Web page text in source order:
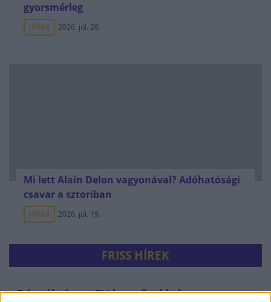
gyorsmérleg
HÍREK 2026. júl. 20.
Mi lett Alain Delon vagyonával? Adóhatósági
csavar a sztoriban
HÍREK 2026. júl. 19.
FRISS HÍREK
Friss ábrán az EU legerősebb és